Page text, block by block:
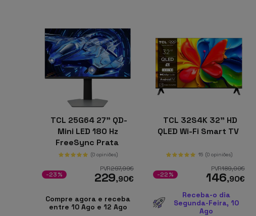
TCL 25G64 27" QD-
Mini LED 180 Hz
FreeSync Prata
(0 opiniões)
PVR297,99€
229,90€
-23%
Compre agora e receba
entre 10 Ago e 12 Ago
TCL 32S4K 32" HD
QLED Wi-Fi Smart TV
15 (0 opiniões)
PVR189,00€
146,90€
-22%
Receba-o dia
Segunda-Feira, 10
Ago